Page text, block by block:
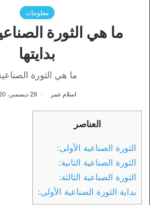
معلومات
ما هي الثورة
بدايتها
ما هي الثورة
اسلام عمر 29 ديسمبر، 2020
العناصر
الثورة الصناعية الأولى:
الثورة الصناعية الثانية:
الثورة الصناعية الثالثة:
بداية الثورة الصناعية الأولى: